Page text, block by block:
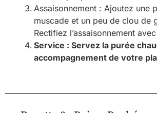
Assaisonnement : Ajoutez une
muscade et un peu de clou de
Rectifiez l’assaisonnement
Service : Servez la purée
accompagnement de votre